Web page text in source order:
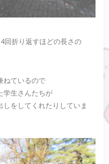
回折り返すほどの長さの
ねているので
学生さんたちが
をしてくれたりしていま